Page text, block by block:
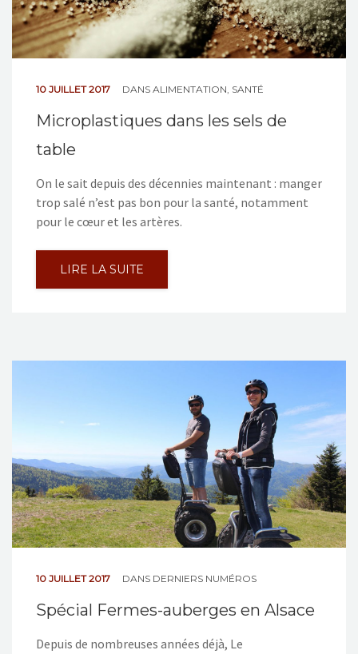
10 JUILLET 2017 DANS ALIMENTATION SANTÉ
Microplastiques dans les sels de
table
On le sait depuis des décennies maintenant : manger
trop salé n’est pas bon pour la santé, notamment
pour le cœur et les artères.
LIRE LA SUITE
10 JUILLET 2017 DANS DERNIERS NUMÉROS
Spécial Fermes-auberges en Alsace
Depuis de nombreuses années déjà, Le